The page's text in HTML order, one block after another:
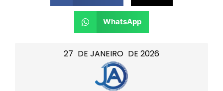
27 DE JANEIRO DE 2026
WhatsApp